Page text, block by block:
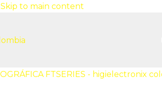
Skip to main content